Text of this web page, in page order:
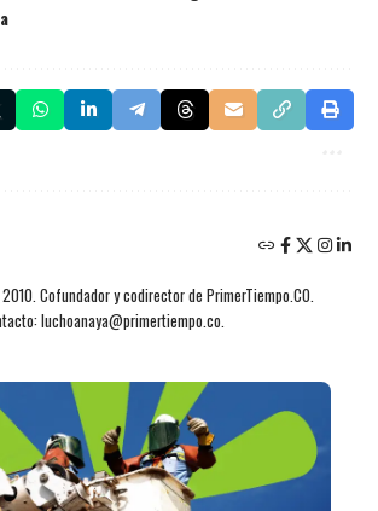
Cofundador y codirector de PrimerTiempo.CO.
luchoanaya@primertiempo.co.